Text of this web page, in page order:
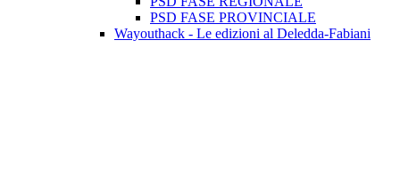
PSD FASE PROVINCIALE
Wayouthack - Le edizioni al Deledda-Fabiani